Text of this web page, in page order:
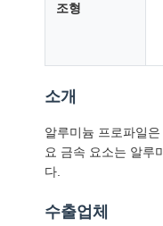
조형
소개
알루미늄 프로파일
요 금속 요소는 알루
다.
수출업체